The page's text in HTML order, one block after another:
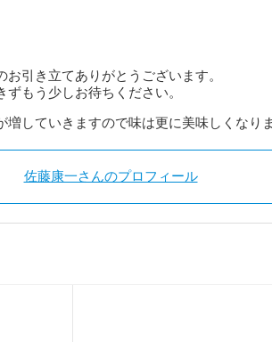
お引き立てありがとうございます。
ずもう少しお待ちください。
増していきますので味は更に美味しくなり
佐藤康一さんのプロフィール